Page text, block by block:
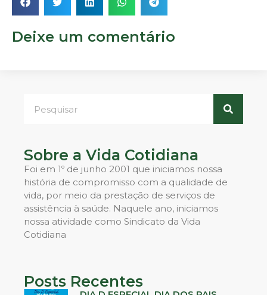
Deixe um comentário
Sobre a Vida Cotidiana
Foi em 1º de junho 2001 que iniciamos nossa
história de compromisso com a qualidade de
vida, por meio da prestação de serviços de
assistência à saúde. Naquele ano, iniciamos
nossa atividade como Sindicato da Vida
Cotidiana
Posts Recentes